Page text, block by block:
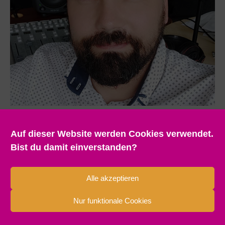
Auf dieser Website werden Cookies verwendet.
Bist du damit einverstanden?
Alle akzeptieren
Nur funktionale Cookies